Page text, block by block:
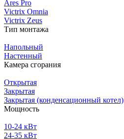
Ares Pro
Victrix Omnia
Victrix Zeus
Тип монтажа
Напольный
Настенный
Камера сгорания
Открытая
Закрытая
Закрытая (конденсационный котел)
Мощность
10-24 кВт
24-35 кВт